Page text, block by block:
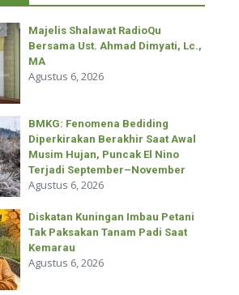
Majelis Shalawat RadioQu
Bersama Ust. Ahmad Dimyati, Lc.,
MA
Agustus 6, 2026
BMKG: Fenomena Bediding
Diperkirakan Berakhir Saat Awal
Musim Hujan, Puncak El Nino
Terjadi September–November
Agustus 6, 2026
Diskatan Kuningan Imbau Petani
Tak Paksakan Tanam Padi Saat
Kemarau
Agustus 6, 2026